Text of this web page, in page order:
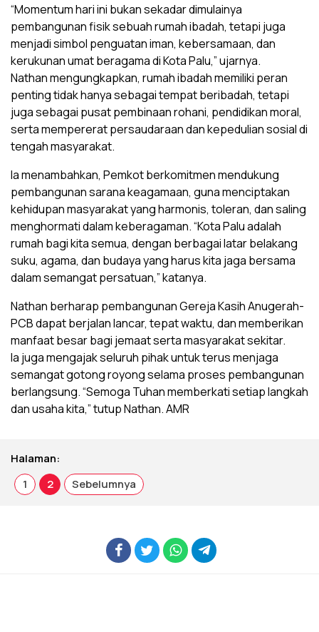
“Momentum hari ini bukan sekadar dimulainya
pembangunan fisik sebuah rumah ibadah, tetapi juga
menjadi simbol penguatan iman, kebersamaan, dan
kerukunan umat beragama di Kota Palu,” ujarnya.
Nathan mengungkapkan, rumah ibadah memiliki peran
penting tidak hanya sebagai tempat beribadah, tetapi
juga sebagai pusat pembinaan rohani, pendidikan moral,
serta mempererat persaudaraan dan kepedulian sosial di
tengah masyarakat.
Ia menambahkan, Pemkot berkomitmen mendukung
pembangunan sarana keagamaan, guna menciptakan
kehidupan masyarakat yang harmonis, toleran, dan saling
menghormati dalam keberagaman. “Kota Palu adalah
rumah bagi kita semua, dengan berbagai latar belakang
suku, agama, dan budaya yang harus kita jaga bersama
dalam semangat persatuan,” katanya.
Nathan berharap pembangunan Gereja Kasih Anugerah-
PCB dapat berjalan lancar, tepat waktu, dan memberikan
manfaat besar bagi jemaat serta masyarakat sekitar.
Ia juga mengajak seluruh pihak untuk terus menjaga
semangat gotong royong selama proses pembangunan
berlangsung. “Semoga Tuhan memberkati setiap langkah
dan usaha kita,” tutup Nathan. AMR
Halaman:
1
2 Sebelumnya